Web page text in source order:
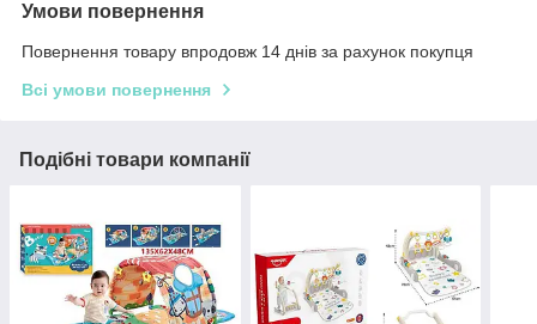
Умови повернення
Повернення товару впродовж 14 днів за рахунок покупця
Всі умови повернення
Подібні товари компанії